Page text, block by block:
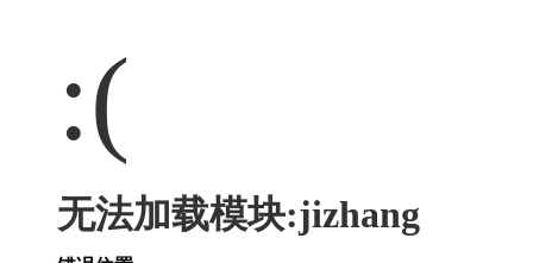
:(
无法加载模块:jizhang